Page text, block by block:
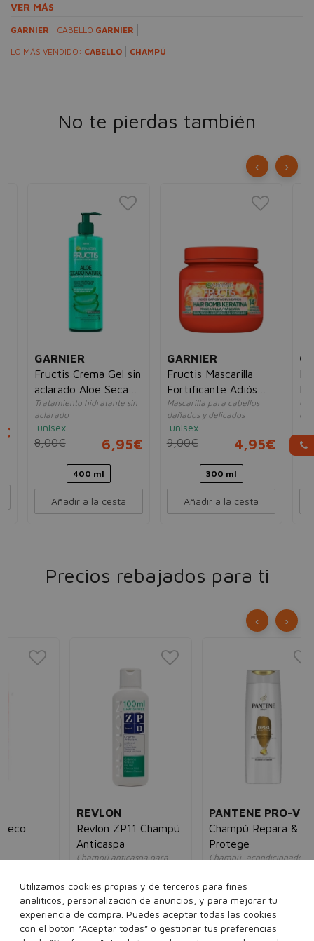
VER MÁS
GARNIER CABELLO GARNIER
LO MÁS VENDIDO: CABELLO CHAMPÚ
No te pierdas también
GARNIER
Fructis Crema Gel sin
aclarado Aloe Secado
Natural
Tratamiento hidratante sin
aclarado
unisex
8,00€ 6,95€
400 ml
Añadir a la cesta
GARNIER
Fructis Mascarilla
Fortificante Adiós
Daños
Mascarilla para cabellos
dañados y delicados
unisex
9,00€ 4,95€
300 ml
Añadir a la cesta
‹ ›
Precios rebajados para ti
REVLON
Revlon ZP11 Champú
Anticaspa
Champú anticaspa para
6,20€ 3,95€
400 ml
PANTENE PRO-V
Champú Repara &
Champú, acondicionador y
8,00€ 5,95€
90 ml 700 ml
‹ ›
Utilizamos cookies propias y de terceros para fines
analíticos, personalización de anuncios, y para mejorar tu
experiencia de compra. Puedes aceptar todas las cookies
con el botón “Aceptar todas” o gestionar tus preferencias